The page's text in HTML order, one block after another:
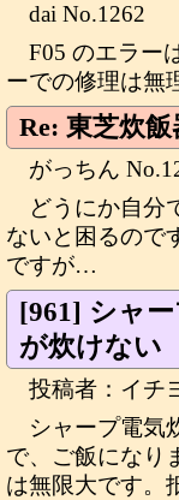
dai No.1262
F05 のエラー
ーでの修理は無
Re: 東芝炊
がっちん
どうにか自分
ないと困るので
ですが…
[961] シャ
が炊けない
投稿者：イチ
シャープ電気
で、ご飯になり
は無限大です。